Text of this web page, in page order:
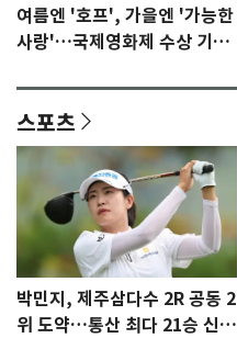
여름엔 '호프', 가을엔 '가능한
사랑'…국제영화제 수상 기대
스포츠
박민지, 제주삼다수 2R 공동 2
위 도약…통산 최다 21승 신기